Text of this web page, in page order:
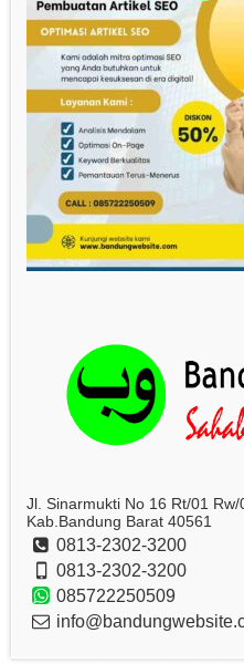
Jl. Sinarmukti No 16 Rt/01
Kab.Bandung Barat 40561
0813-2302-3200
0813-2302-3200
085722250509